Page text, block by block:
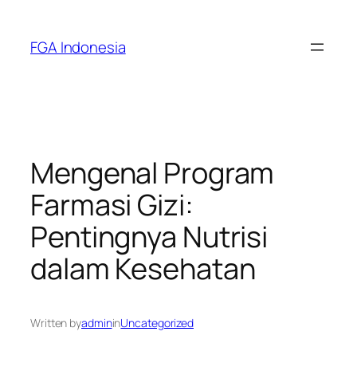
content
FGA Indonesia
Mengenal Program
Farmasi Gizi:
Pentingnya Nutrisi
dalam Kesehatan
Written byadmininUncategorized